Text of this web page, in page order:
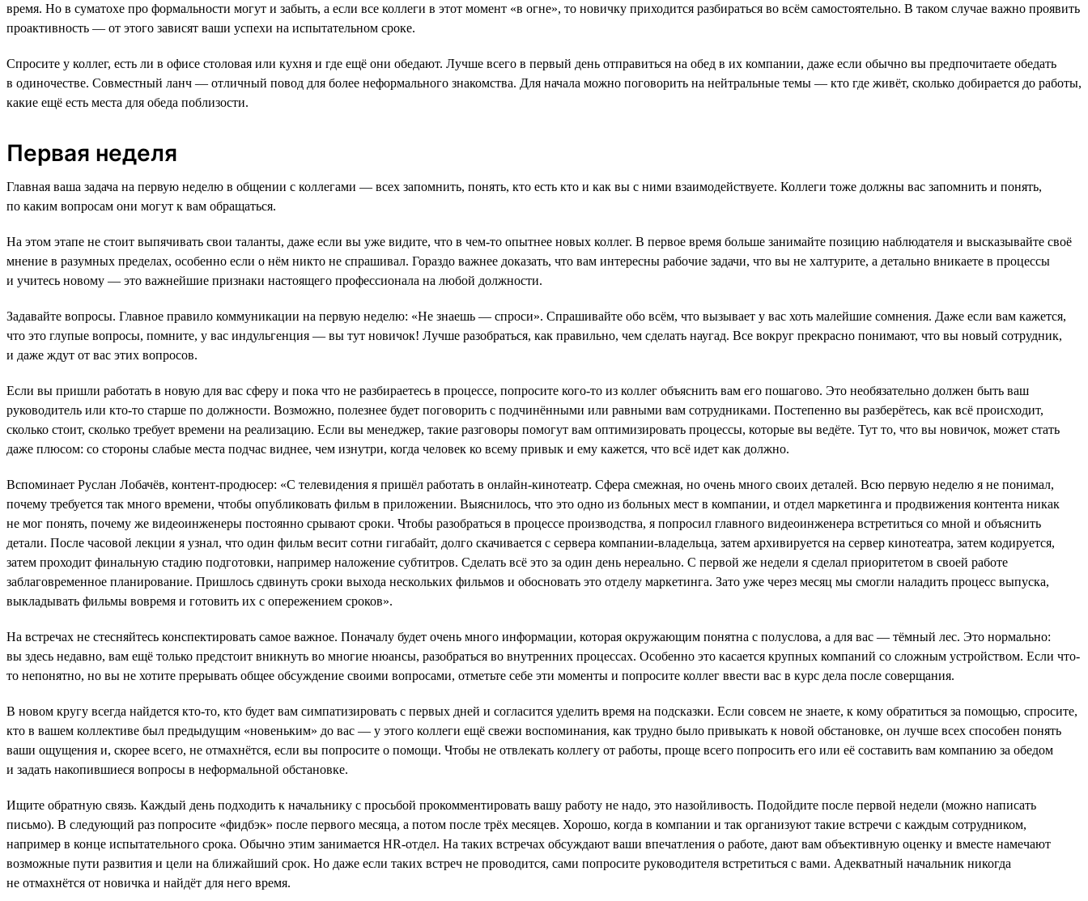
время. Но в суматохе про формальности могут и забыть, а если все коллеги в этот момент «в огне», то новичку приходится разбираться во всём самостоятельно. В таком случае важно проявить
проактивность — от этого зависят ваши успехи на испытательном сроке.
Спросите у коллег, есть ли в офисе столовая или кухня и где ещё они обедают. Лучше всего в первый день отправиться на обед в их компании, даже если обычно вы предпочитаете обедать
в одиночестве. Совместный ланч — отличный повод для более неформального знакомства. Для начала можно поговорить на нейтральные темы — кто где живёт, сколько добирается до работы,
какие ещё есть места для обеда поблизости.
Первая неделя
Главная ваша задача на первую неделю в общении с коллегами — всех запомнить, понять, кто есть кто и как вы с ними взаимодействуете. Коллеги тоже должны вас запомнить и понять,
по каким вопросам они могут к вам обращаться.
На этом этапе не стоит выпячивать свои таланты, даже если вы уже видите, что в чем-то опытнее новых коллег. В первое время больше занимайте позицию наблюдателя и высказывайте своё
мнение в разумных пределах, особенно если о нём никто не спрашивал. Гораздо важнее доказать, что вам интересны рабочие задачи, что вы не халтурите, а детально вникаете в процессы
и учитесь новому — это важнейшие признаки настоящего профессионала на любой должности.
Задавайте вопросы. Главное правило коммуникации на первую неделю: «Не знаешь — спроси». Спрашивайте обо всём, что вызывает у вас хоть малейшие сомнения. Даже если вам кажется,
что это глупые вопросы, помните, у вас индульгенция — вы тут новичок! Лучше разобраться, как правильно, чем сделать наугад. Все вокруг прекрасно понимают, что вы новый сотрудник,
и даже ждут от вас этих вопросов.
Если вы пришли работать в новую для вас сферу и пока что не разбираетесь в процессе, попросите кого-то из коллег объяснить вам его пошагово. Это необязательно должен быть ваш
руководитель или кто-то старше по должности. Возможно, полезнее будет поговорить с подчинёнными или равными вам сотрудниками. Постепенно вы разберётесь, как всё происходит,
сколько стоит, сколько требует времени на реализацию. Если вы менеджер, такие разговоры помогут вам оптимизировать процессы, которые вы ведёте. Тут то, что вы новичок, может стать
даже плюсом: со стороны слабые места подчас виднее, чем изнутри, когда человек ко всему привык и ему кажется, что всё идет как должно.
Вспоминает Руслан Лобачёв, контент-продюсер: «С телевидения я пришёл работать в онлайн-кинотеатр. Сфера смежная, но очень много своих деталей. Всю первую неделю я не понимал,
почему требуется так много времени, чтобы опубликовать фильм в приложении. Выяснилось, что это одно из больных мест в компании, и отдел маркетинга и продвижения контента никак
не мог понять, почему же видеоинженеры постоянно срывают сроки. Чтобы разобраться в процессе производства, я попросил главного видеоинженера встретиться со мной и объяснить
детали. После часовой лекции я узнал, что один фильм весит сотни гигабайт, долго скачивается с сервера компании-владельца, затем архивируется на сервер кинотеатра, затем кодируется,
затем проходит финальную стадию подготовки, например наложение субтитров. Сделать всё это за один день нереально. С первой же недели я сделал приоритетом в своей работе
заблаговременное планирование. Пришлось сдвинуть сроки выхода нескольких фильмов и обосновать это отделу маркетинга. Зато уже через месяц мы смогли наладить процесс выпуска,
выкладывать фильмы вовремя и готовить их с опережением сроков».
На встречах не стесняйтесь конспектировать самое важное. Поначалу будет очень много информации, которая окружающим понятна с полуслова, а для вас — тёмный лес. Это нормально:
вы здесь недавно, вам ещё только предстоит вникнуть во многие нюансы, разобраться во внутренних процессах. Особенно это касается крупных компаний со сложным устройством. Если что-
то непонятно, но вы не хотите прерывать общее обсуждение своими вопросами, отметьте себе эти моменты и попросите коллег ввести вас в курс дела после соверщания.
В новом кругу всегда найдется кто-то, кто будет вам симпатизировать с первых дней и согласится уделить время на подсказки. Если совсем не знаете, к кому обратиться за помощью, спросите,
кто в вашем коллективе был предыдущим «новеньким» до вас — у этого коллеги ещё свежи воспоминания, как трудно было привыкать к новой обстановке, он лучше всех способен понять
ваши ощущения и, скорее всего, не отмахнётся, если вы попросите о помощи. Чтобы не отвлекать коллегу от работы, проще всего попросить его или её составить вам компанию за обедом
и задать накопившиеся вопросы в неформальной обстановке.
Ищите обратную связь. Каждый день подходить к начальнику с просьбой прокомментировать вашу работу не надо, это назойливость. Подойдите после первой недели (можно написать
письмо). В следующий раз попросите «фидбэк» после первого месяца, а потом после трёх месяцев. Хорошо, когда в компании и так организуют такие встречи с каждым сотрудником,
например в конце испытательного срока. Обычно этим занимается HR-отдел. На таких встречах обсуждают ваши впечатления о работе, дают вам объективную оценку и вместе намечают
возможные пути развития и цели на ближайший срок. Но даже если таких встреч не проводится, сами попросите руководителя встретиться с вами. Адекватный начальник никогда
не отмахнётся от новичка и найдёт для него время.